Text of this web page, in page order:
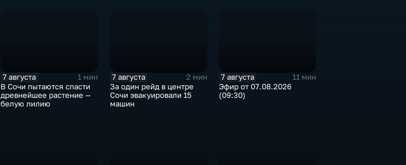
7 августа
1 мин
В Сочи пытаются спасти
древнейшее растение —
белую лилию
7 августа
2 мин
За один рейд в центре
Сочи эвакуировали 15
машин
7 августа
11 мин
Эфир от 07.08.2026
(09:30)